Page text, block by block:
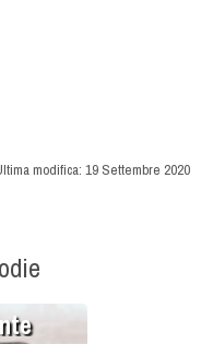
modifica: 19 Settembre 2020